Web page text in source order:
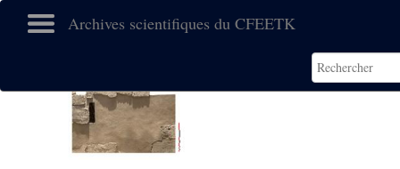
Archives scientifiques du CFEETK